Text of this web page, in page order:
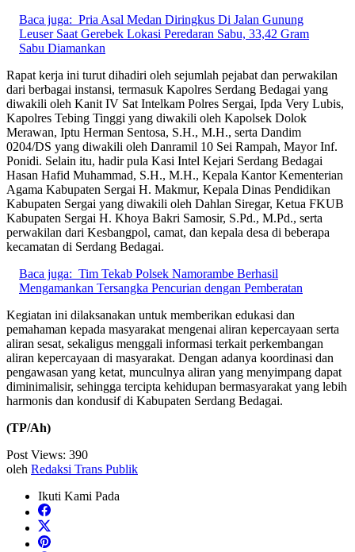
Baca juga: Pria Asal Medan Diringkus Di Jalan Gunung
Leuser Saat Gerebek Lokasi Peredaran Sabu, 33,42 Gram
Sabu Diamankan
Rapat kerja ini turut dihadiri oleh sejumlah pejabat dan perwakilan
dari berbagai instansi, termasuk Kapolres Serdang Bedagai yang
diwakili oleh Kanit IV Sat Intelkam Polres Sergai, Ipda Very Lubis,
Kapolres Tebing Tinggi yang diwakili oleh Kapolsek Dolok
Merawan, Iptu Herman Sentosa, S.H., M.H., serta Dandim
0204/DS yang diwakili oleh Danramil 10 Sei Rampah, Mayor Inf.
Ponidi. Selain itu, hadir pula Kasi Intel Kejari Serdang Bedagai
Hasan Hafid Muhammad, S.H., M.H., Kepala Kantor Kementerian
Agama Kabupaten Sergai H. Makmur, Kepala Dinas Pendidikan
Kabupaten Sergai yang diwakili oleh Dahlan Siregar, Ketua FKUB
Kabupaten Sergai H. Khoya Bakri Samosir, S.Pd., M.Pd., serta
perwakilan dari Kesbangpol, camat, dan kepala desa di beberapa
kecamatan di Serdang Bedagai.
Baca juga: Tim Tekab Polsek Namorambe Berhasil
Mengamankan Tersangka Pencurian dengan Pemberatan
Kegiatan ini dilaksanakan untuk memberikan edukasi dan
pemahaman kepada masyarakat mengenai aliran kepercayaan serta
aliran sesat, sekaligus menggali informasi terkait perkembangan
aliran kepercayaan di masyarakat. Dengan adanya koordinasi dan
pengawasan yang ketat, munculnya aliran yang menyimpang dapat
diminimalisir, sehingga tercipta kehidupan bermasyarakat yang lebih
harmonis dan kondusif di Kabupaten Serdang Bedagai.
(TP/Ah)
Post Views: 390
oleh Redaksi Trans Publik
Ikuti Kami Pada